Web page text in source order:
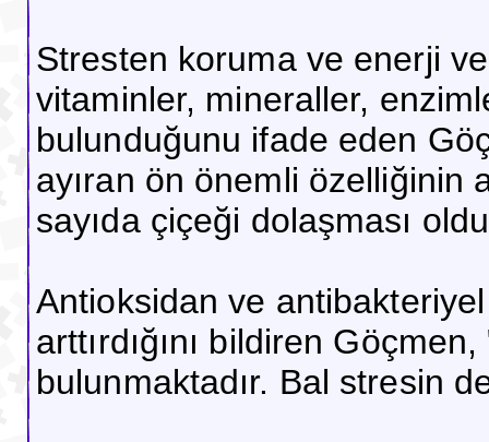
Stresten koruma ve enerji
vitaminler, mineraller,
bulunduğunu ifade eden
ayıran ön önemli özelliğinin
sayıda çiçeği dolaşması
Antioksidan ve
arttırdığını bildiren
bulunmaktadır. Bal stresin